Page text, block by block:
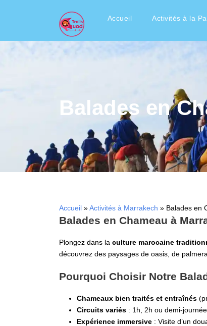
Accueil Activités à la
Balades en
Accueil »Activités à Marrakech » Balades en
Balades en Chameau à
Plongez dans la culture marocaine
découvrez des paysages de oasis, de
Pourquoi Choisir Notre
Chameaux bien traités et entraînés
Circuits variés : 1h, 2h ou demi-
Expérience immersive : Visite d’un